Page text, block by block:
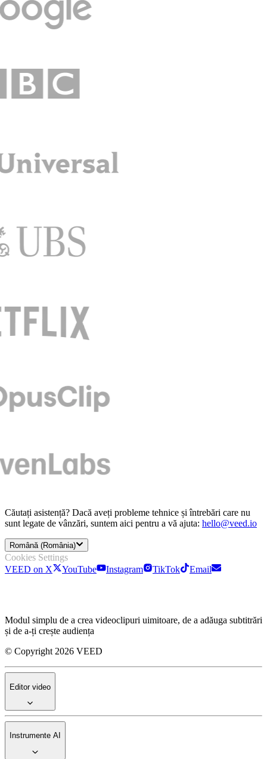
Căutați asistență? Dacă aveți probleme tehnice și întrebări care nu
sunt legate de vânzări, suntem aici pentru a vă ajuta: hello@veed.io
Română (România)
Cookies Settings
VEED on X
YouTube Instagram TikTok Email
Modul simplu de a crea videoclipuri uimitoare, de a adăuga subtitrări
și de a-ți crește audiența
© Copyright 2026 VEED
Editor video
Instrumente AI